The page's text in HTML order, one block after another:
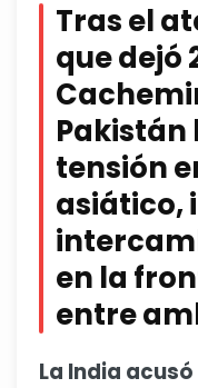
Tras el
que dejó
Pakistán
tensión
asiático,
en la
entre
La India